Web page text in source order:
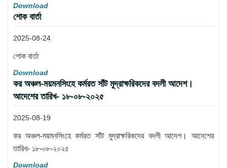
Download
শোক বার্তা
2025-08-24
শোক বার্তা
Download
কর অঞ্চল-ময়মনসিংহে কর্মরত সাঁট মুদ্রাক্ষরিকদের বদলী আদেশ।
আদেশের তারিখ- ১৮-০৮-২০২৫
2025-08-19
কর অঞ্চল-ময়মনসিংহে কর্মরত সাঁট মুদ্রাক্ষরিকদের বদলী আদেশ। আদেশের
তারিখ- ১৮-০৮-২০২৫
Download